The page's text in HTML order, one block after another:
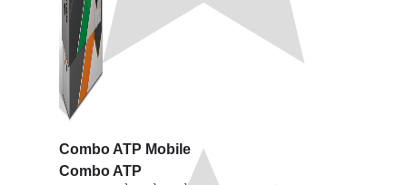
Combo ATP
Combo ATP Mobile